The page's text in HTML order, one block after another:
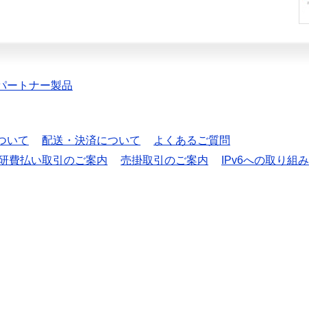
ートナー製品
いて 配送・決済について
よくあるご質問
費払い取引のご案内 売掛取引のご案内
IPv6への取り組み